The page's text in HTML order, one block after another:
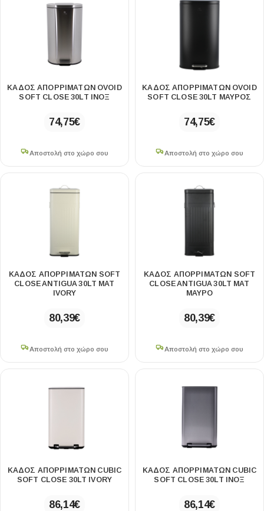
ΚΑΔΟΣ ΑΠΟΡΡΙΜΑΤΩΝ OVOID
SOFT CLOSE 30LT ΙΝΟΞ
74,75€
Αποστολή στο χώρο σου
ΚΑΔΟΣ ΑΠΟΡΡΙΜΑΤΩΝ OVOID
SOFT CLOSE 30LT ΜΑΥΡΟΣ
74,75€
Αποστολή στο χώρο σου
ΚΑΔΟΣ ΑΠΟΡΡΙΜΑΤΩΝ SOFT
CLOSE ANTIGUA 30LT MAT
IVORY
80,39€
Αποστολή στο χώρο σου
ΚΑΔΟΣ ΑΠΟΡΡΙΜΑΤΩΝ SOFT
CLOSE ANTIGUA 30LT MAT
ΜΑΥΡΟ
80,39€
Αποστολή στο χώρο σου
ΚΑΔΟΣ ΑΠΟΡΡΙΜΑΤΩΝ CUBIC
SOFT CLOSE 30LT IVORY
86,14€
ΚΑΔΟΣ ΑΠΟΡΡΙΜΑΤΩΝ CUBIC
SOFT CLOSE 30LT ΙΝΟΞ
86,14€